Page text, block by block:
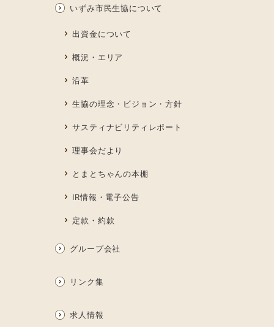
いずみ市民生協について
出資金について
概況・エリア
沿革
生協の理念・ビジョン・方針
サスティナビリティレポート
理事会だより
とまとちゃんの本棚
IR情報・電子公告
定款・約款
グループ会社
リンク集
求人情報